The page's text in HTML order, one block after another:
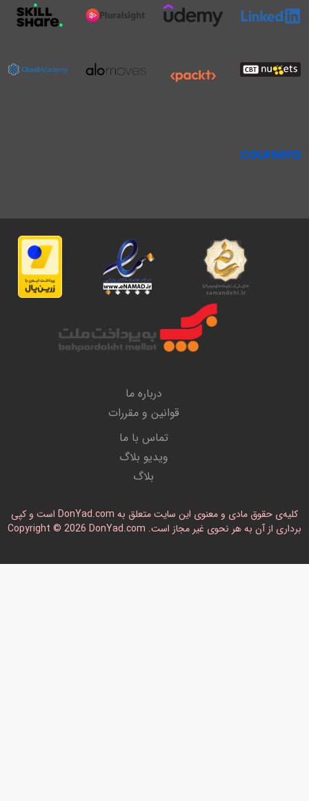
درباره ما
قوانین و مقررات
تماس با ما
ویدیو بلاگ
بلاگ
کلیه‌ی حقوق مادی و معنوی این سایت متعلق به DonYad.com است و کپی
برداری از آن به هر نحوی غیر مجاز است. Copyright © 2026 DonYad.com